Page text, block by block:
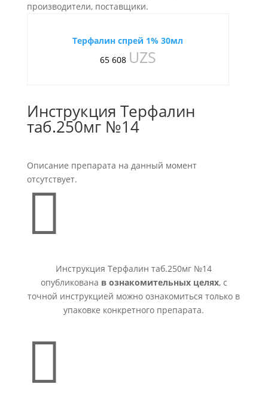
производители, поставщики.
Терфалин спрей 1% 30мл
65 608 UZS
Инструкция Терфалин
таб.250мг №14
Описание препарата на данный момент
отсутствует.

Инструкция Терфалин таб.250мг №14
опубликована в ознакомительных целях, с
точной инструкцией можно ознакомиться только в
упаковке конкретного препарата.
